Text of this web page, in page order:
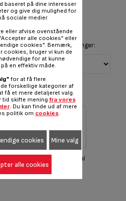
og brugervejledninger:
Hent manual
baseret på dine interesser
og give dig mulighed for
sociale medier.
eller afvise ovenstående
alle cookies" eller
cookies". Bemærk,
cookies, bruger vi kun de
for at kunne
en effektiv måde.
for at få flere
forskellige kategorier af
få et mere detaljeret valg.
tid skifte mening fra vores
. Du kan finde ud af mere
politik om cookies.
cookies Mine valg
alle cookies